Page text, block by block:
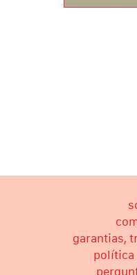
garantias,
política